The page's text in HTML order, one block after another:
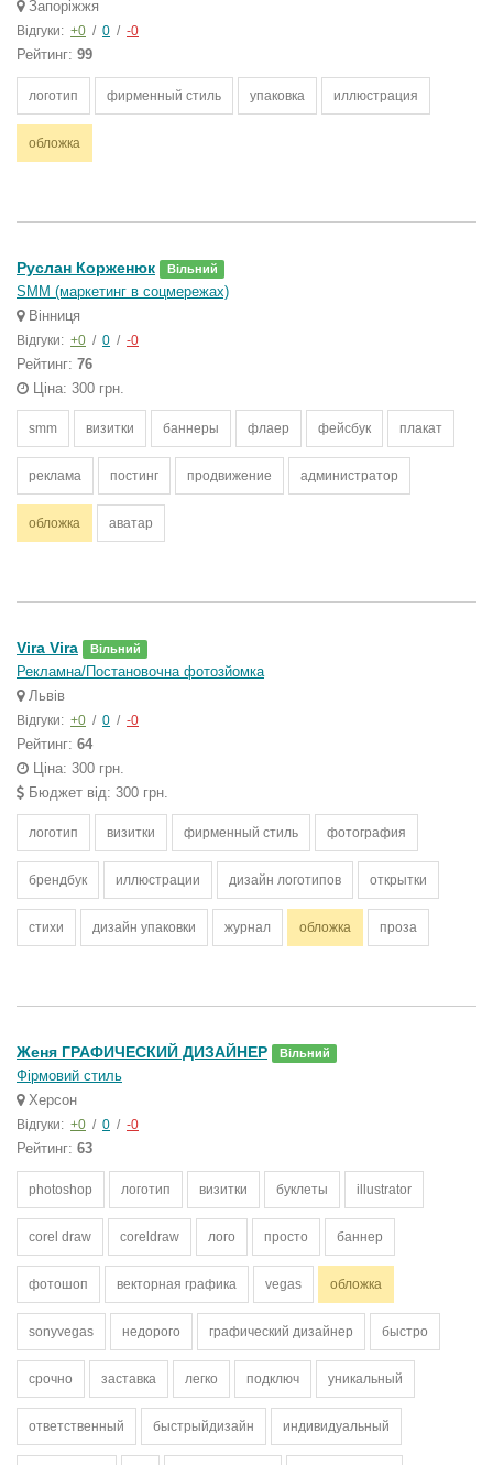
Запоріжжя
Відгуки: +0 / 0 / -0
Рейтинг: 99
логотип фирменный стиль упаковка иллюстрация
обложка
Руслан Корженюк Вільний
SMM (маркетинг в соцмережах)
Вінниця
Відгуки: +0 / 0 / -0
Рейтинг: 76
Ціна: 300 грн.
smm визитки баннеры флаер фейсбук плакат
реклама постинг продвижение администратор
обложка аватар
Vira Vira Вільний
Рекламна/Постановочна фотозйомка
Львів
Відгуки: +0 / 0 / -0
Рейтинг: 64
Ціна: 300 грн.
Бюджет від: 300 грн.
логотип визитки фирменный стиль фотография
брендбук иллюстрации дизайн логотипов открытки
стихи дизайн упаковки журнал обложка проза
Женя ГРАФИЧЕСКИЙ ДИЗАЙНЕР Вільний
Фірмовий стиль
Херсон
Відгуки: +0 / 0 / -0
Рейтинг: 63
photoshop логотип визитки буклеты illustrator
corel draw coreldraw лого просто баннер
фотошоп векторная графика vegas обложка
sonyvegas недорого графический дизайнер быстро
срочно заставка легко подключ уникальный
ответственный быстрыйдизайн индивидуальный